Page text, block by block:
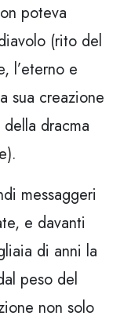
poteva
(rito del
l’eterno e
sua creazione
dracma
messaggeri
e davanti
di anni la
peso del
non solo